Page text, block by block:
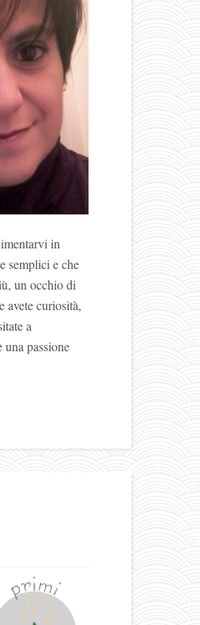
in
semplici e che
un occhio di
avete curiosità,
a
passione